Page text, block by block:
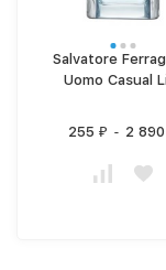
Salvatore
Uomo Casual
255 ₽ - 2 890